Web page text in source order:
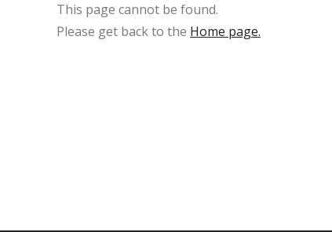
This page cannot be found.
Please get back to the Home page.